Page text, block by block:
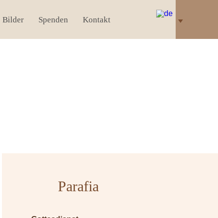
Bilder Spenden Kontakt
Parafia